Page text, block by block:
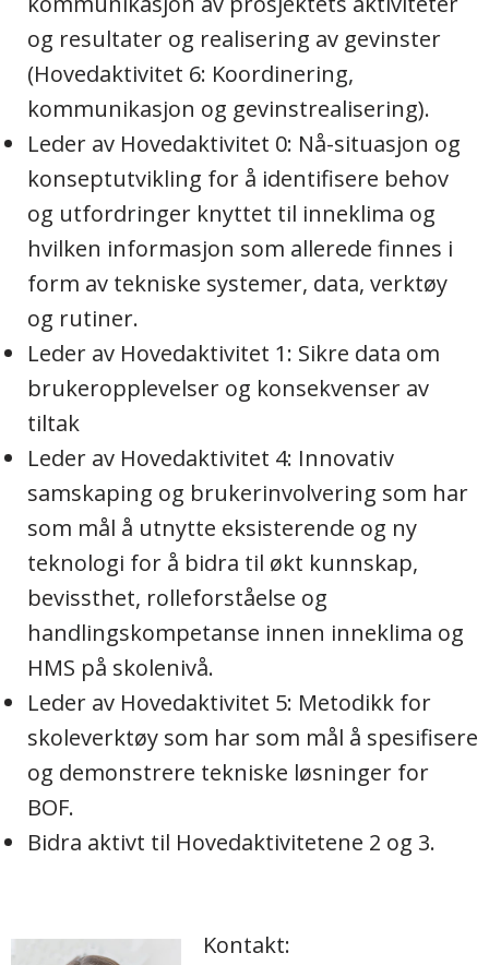
og resultater og realisering av gevinster
(Hovedaktivitet 6: Koordinering,
kommunikasjon og gevinstrealisering).
Leder av Hovedaktivitet 0: Nå-situasjon og
konseptutvikling for å identifisere behov
og utfordringer knyttet til inneklima og
hvilken informasjon som allerede finnes i
form av tekniske systemer, data, verktøy
og rutiner.
Leder av Hovedaktivitet 1: Sikre data om
brukeropplevelser og konsekvenser av
tiltak
Leder av Hovedaktivitet 4: Innovativ
samskaping og brukerinvolvering som har
som mål å utnytte eksisterende og ny
teknologi for å bidra til økt kunnskap,
bevissthet, rolleforståelse og
handlingskompetanse innen inneklima og
HMS på skolenivå.
Leder av Hovedaktivitet 5: Metodikk for
skoleverktøy som har som mål å spesifisere
og demonstrere tekniske løsninger for
BOF.
Bidra aktivt til Hovedaktivitetene 2 og 3.
Kontakt: